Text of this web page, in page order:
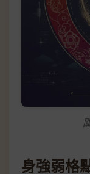
身強弱格